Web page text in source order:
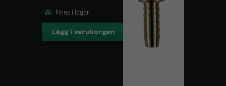
Finns i lager
Lägg i varukorgen